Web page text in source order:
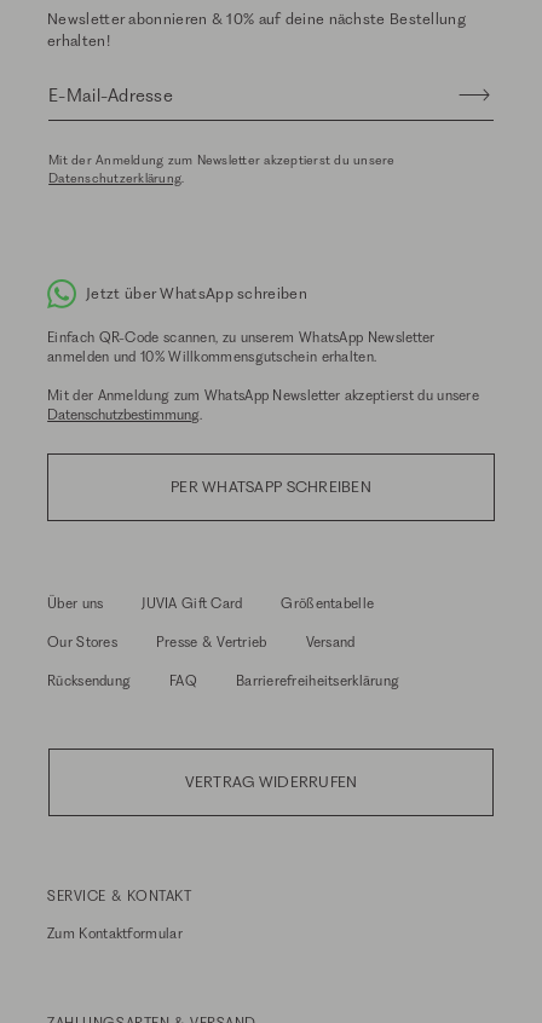
Newsletter abonnieren & 10% auf deine nächste Bestellung
erhalten!
E-Mail-Adresse
Mit der Anmeldung zum Newsletter akzeptierst du unsere
Datenschutzerklärung.
Jetzt über WhatsApp schreiben
Einfach QR-Code scannen, zu unserem WhatsApp Newsletter
anmelden und 10% Willkommensgutschein erhalten.
Mit der Anmeldung zum WhatsApp Newsletter akzeptierst du unsere
Datenschutzbestimmung.
PER WHATSAPP SCHREIBEN
Über uns JUVIA Gift Card Größentabelle
Our Stores Presse & Vertrieb Versand
Rücksendung FAQ Barrierefreiheitserklärung
VERTRAG WIDERRUFEN
SERVICE & KONTAKT
Zum Kontaktformular